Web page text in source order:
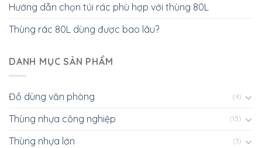
Hướng dẫn chọn túi rác phù hợp với thùng 80L
Thùng rác 80L dùng được bao lâu?
DANH MỤC SẢN PHẨM
Đồ dùng văn phòng (4)
Thùng nhựa công nghiệp (15)
Thùng nhựa lớn (3)